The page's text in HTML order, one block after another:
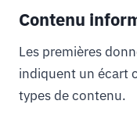
Contenu
Les premières
indiquent un écart
types de contenu.